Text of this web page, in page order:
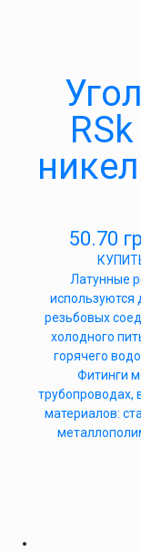
50.70
Латунные
используются
резьбовых
холодного
горячего
Фитинги
трубопроводах,
материалов: